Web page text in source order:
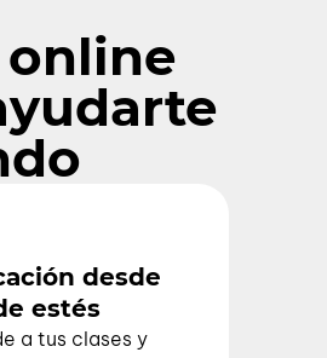
desde
estés
a tus clases y